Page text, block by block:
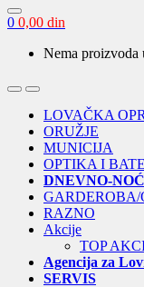
0 0,00 din
Nema proizvoda
OpenClose
LOVAČKA
ORUŽJE
MUNICIJA
OPTIKA I
DNEVNO-
GARDEROBA/
RAZNO
Akcije
TOP
Agencija za
SERVIS